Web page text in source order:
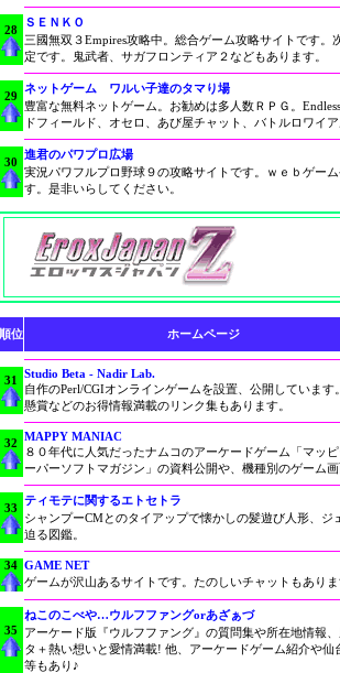
28
ＳＥＮＫＯ
三國無双３Empires攻略中。総合ゲーム攻略サイトです
定です。鬼武者、サガフロンティア２などもあります。
29
ネットゲーム ワルい子達のタマり場
豊富な無料ネットゲーム。お勧めは多人数ＲＰＧ。
ドフィールド、オセロ、あび屋チャット、バトルロワイア
30
進君のパワプロ広場
実況パワフルプロ野球９の攻略サイトです。ｗｅｂゲー
す。是非いらしてください。
順位 ホームページ
31 Studio Beta - Nadir Lab.
自作のPerl/CGIオンラインゲームを設置、公開していま
懸賞などのお得情報満載のリンク集もあります。
32 MAPPY MANIAC
８０年代に人気だったナムコのアーケードゲーム「マッ
ーパーソフトマガジン」の資料公開や、機種別のゲーム画
33
ティモテに関するエトセトラ
シャンプーCMとのタイアップで懐かしの髪遊び人形、ジ
迫る図鑑。
34 GAME NET
ゲームが沢山あるサイトです。たのしいチャットもありま
35
ねこのこべや…ウルフファングorあざぁづ
アーケード版『ウルフファング』の質問集や所在地情報
タ＋熱い想いと愛情満載! 他、アーケードゲーム紹介や
等もあり♪